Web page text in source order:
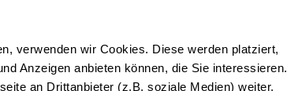
verwenden wir Cookies. Diese werden platziert,
Anzeigen anbieten können, die Sie interessieren.
an Drittanbieter (z.B. soziale Medien) weiter.